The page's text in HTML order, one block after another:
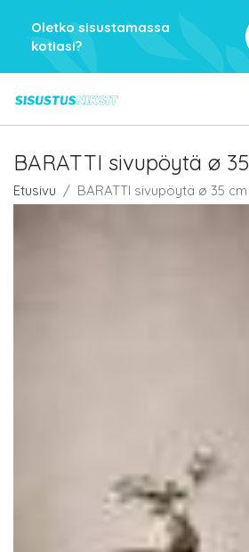
Oletko sisustamassa
kotiasi?
BARATTI sivupöytä ø
Etusivu BARATTI sivupöytä ø 35